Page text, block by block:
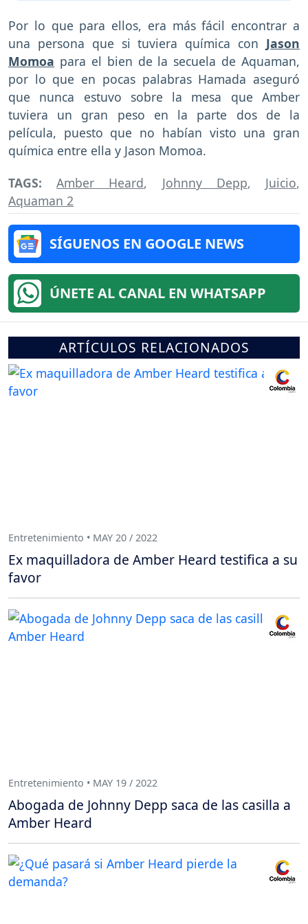
Por lo que para ellos, era más fácil encontrar a
una persona que si tuviera química con Jason
Momoa para el bien de la secuela de Aquaman,
por lo que en pocas palabras Hamada aseguró
que nunca estuvo sobre la mesa que Amber
tuviera un gran peso en la parte dos de la
película, puesto que no habían visto una gran
química entre ella y Jason Momoa.
TAGS:Amber Heard, Johnny Depp, Juicio,
Aquaman 2
SÍGUENOS EN GOOGLE NEWS
ÚNETE AL CANAL EN WHATSAPP
ARTÍCULOS RELACIONADOS
Entretenimiento • MAY 20 / 2022
Ex maquilladora de Amber Heard testifica a su
favor
Entretenimiento • MAY 19 / 2022
Abogada de Johnny Depp saca de las casilla a
Amber Heard